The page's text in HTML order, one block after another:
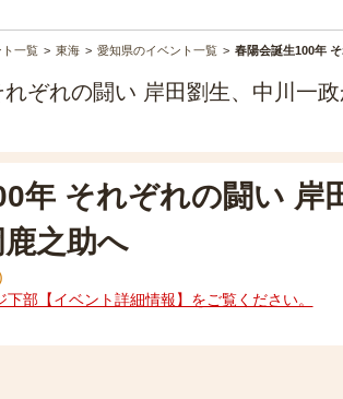
一覧 東海 愛知県のイベント一覧 春陽会誕生100年
ぞれの闘い 岸田劉生、中川一
年 それぞれの闘い 岸
之助へ
部【イベント詳細情報】をご覧ください。